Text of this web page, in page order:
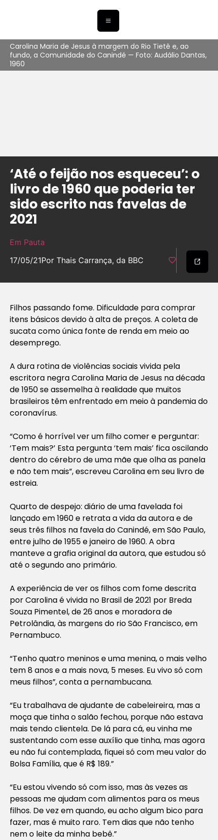
Carolina Maria de Jesus à margem do Rio Tietê e, ao
fundo, a Comunidade do Canindé — Foto: Audálio Dantas,
1960
‘Até o feijão nos esqueceu’: o
livro de 1960 que poderia ter
sido escrito nas favelas de
2021
Em Pauta
17/05/21Por Thais Carrança, da BBC
Filhos passando fome. Dificuldade para comprar
itens básicos devido à alta de preços. A coleta de
sucata como única fonte de renda em meio ao
desemprego.
A dura rotina de violências sociais vivida pela
escritora negra Carolina Maria de Jesus na década
de 1950 se assemelha à realidade que muitos
brasileiros têm enfrentado em meio à pandemia do
coronavírus.
“Como é horrível ver um filho comer e perguntar:
‘Tem mais?’ Esta pergunta ‘tem mais’ fica oscilando
dentro do cérebro de uma mãe que olha as panela
e não tem mais”, escreveu Carolina em seu livro de
estreia.
Quarto de despejo: diáriode uma favelada foi
lançado em 1960 e retrata a vida da autora e de
seus três filhos na favela do Canindé, em São Paulo,
entre julho de 1955 e janeiro de 1960. A obra
manteve a grafia original da autora, que estudou só
até o segundo ano primário.
A experiência de ver os filhos com fome descrita
por Carolina é vivida no Brasil de 2021 por Breda
Souza Pimentel, de 26 anos e moradora de
Petrolândia, às margens do rio São Francisco, em
Pernambuco.
“Tenho quatro meninos e uma menina, o mais velho
tem 8 anos e a mais nova, 5 meses. Eu vivo só com
meus filhos”, conta a pernambucana.
“Eu trabalhava de ajudante de cabeleireira, mas a
moça que tinha o salão fechou, porque não estava
mais tendo clientela. De lá para cá, eu vinha me
sustentando com esse auxílio que tinha, mas agora
eu não fui contemplada, fiquei só com meu valor do
Bolsa Família, que é R$ 189.”
“Eu estou vivendo só com isso, mas às vezes as
pessoas me ajudam com alimentos para os meus
filhos. De vez em quando, eu acho algum bico para
fazer, mas é muito raro. Tem dias que não tenho
nem o leite da minha bebê.”